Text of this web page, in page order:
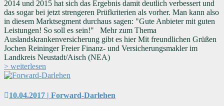
2014 und 2015 hat sich das Ergebnis damit deutlich verbessert und
das sogar bei jetzt strengeren Prüfkriterien als vorher. Man kann also
in diesem Marktsegment durchaus sagen: "Gute Anbieter mit guten
Leistungen! So soll es sein!" Mehr zum Thema
Auslandskrankenversicherung gibt es hier Mit freundlichen Grüßen
Jochen Reininger Freier Finanz- und Versicherungsmakler im
Landkreis Neustadt/Aisch (NEA)
> weiterlesen
10.04.2017 | Forward-Darlehen